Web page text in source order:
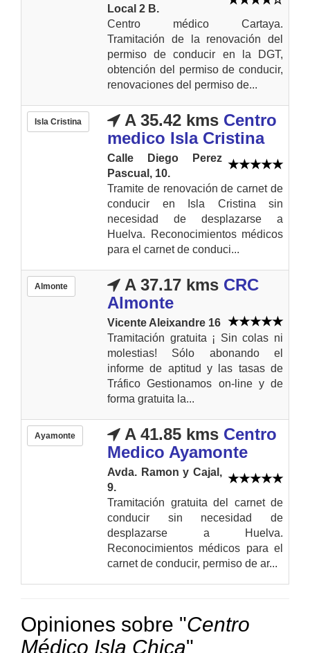
Local 2 B.
Centro médico Cartaya.
Tramitación de la renovación del
permiso de conducir en la DGT,
obtención del permiso de conducir,
renovaciones del permiso de...
Isla Cristina A 35.42 kms Centro
medico Isla Cristina
Calle Diego Perez
Pascual, 10.
Tramite de renovación de carnet de
conducir en Isla Cristina sin
necesidad de desplazarse a
Huelva. Reconocimientos médicos
para el carnet de conduci...
Almonte A 37.17 kms CRC
Almonte
Vicente Aleixandre 16
Tramitación gratuita ¡ Sin colas ni
molestias! Sólo abonando el
informe de aptitud y las tasas de
Tráfico Gestionamos on-line y de
forma gratuita la...
Ayamonte A 41.85 kms Centro
Medico Ayamonte
Avda. Ramon y Cajal,
9.
Tramitación gratuita del carnet de
conducir sin necesidad de
desplazarse a Huelva.
Reconocimientos médicos para el
carnet de conducir, permiso de ar...
Opiniones sobre "Centro
Médico Isla Chica"